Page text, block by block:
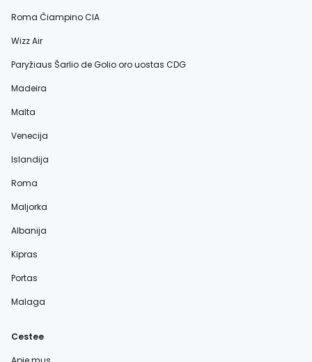
Roma Čiampino CIA
Wizz Air
Paryžiaus Šarlio de Golio oro uostas CDG
Madeira
Malta
Venecija
Islandija
Roma
Maljorka
Albanija
Kipras
Portas
Malaga
Cestee